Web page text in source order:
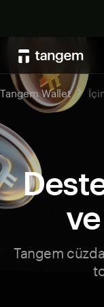
Tangem Wallet
Tangem